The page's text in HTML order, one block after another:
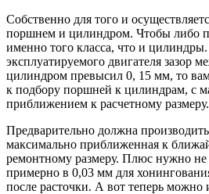
Собственно для того и
поршнем и цилиндром. Чтобы либо
именно того класса, что и
эксплуатируемого двигателя зазор
цилиндром превысил 0, 15 мм, то
к подбору поршней к цилиндрам, с
приближением к расчетному размеру.
Предварительно должна
максимально приближенная к
ремонтному размеру. Плюс нужно не
примерно в 0,03 мм для
после расточки. А вот теперь можно